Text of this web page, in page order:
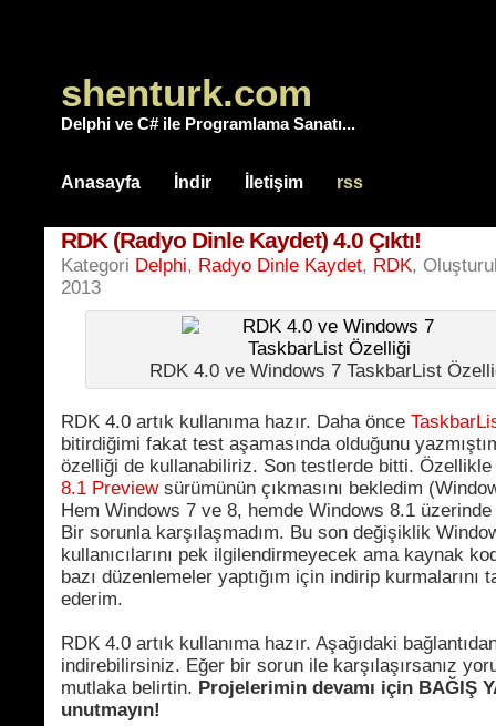
shenturk.com
Delphi ve C# ile Programlama Sanatı...
Anasayfa İndir İletişim rss
RDK (Radyo Dinle Kaydet) 4.0 Çıktı!
Kategori Delphi, Radyo Dinle Kaydet, RDK,
2013
RDK 4.0 ve Windows 7 TaskbarList
RDK 4.0 artık kullanıma hazır. Daha önce
bitirdiğimi fakat test aşamasında olduğunu
özelliği de kullanabiliriz. Son testlerde bitti. Özellikle
8.1 Previewsürümünün çıkmasını bekledim
Hem Windows 7 ve 8, hemde Windows 8.1
Bir sorunla karşılaşmadım. Bu son değişiklik
kullanıcılarını pek ilgilendirmeyecek ama kaynak
bazı düzenlemeler yaptığım için indirip kurmalarını
ederim.
RDK 4.0 artık kullanıma hazır. Aşağıdaki
indirebilirsiniz. Eğer bir sorun ile karşılaşırsanız
mutlaka belirtin. Projelerimin devamı için BAĞIŞ
unutmayın!